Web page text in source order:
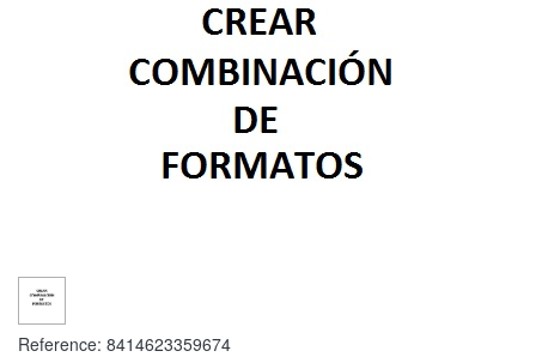
Reference: 8414623359674